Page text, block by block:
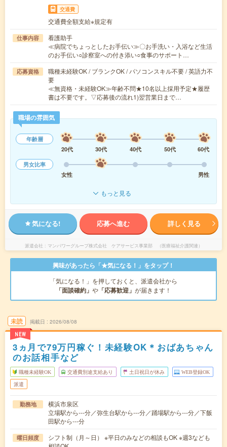
交通費
交通費全額支給※規定有
仕事内容
看護助手
≪病院でちょっとしたお手伝い≫〇お手洗い・入浴など生活
のお手伝い○診察室への付き添い○食事のサポート…
応募資格
職種未経験OK / ブランクOK / パソコンスキル不要 / 英語力不
要
≪無資格・未経験OK≫年齢不問★10名以上採用予定★履歴
書は不要です。▽応募後の流れ1)翌営業日まで…
職場の雰囲気
年齢層
20代
30代 40代 50代
60代
男女比率
女性
男性
もっと見る
気になる! 応募へ進む 詳しく見る
派遣会社 マンパワーグループ株式会社 ケアサービス事業部 （医療福祉介護関連）
興味があったら「★気になる！」をタップ！
「気になる！」を押しておくと、派遣会社から
「面談確約」 や 「応募歓迎」 が届きます！
未読
NEW
掲載日 2026/08/08
3ヵ月で79万円稼ぐ！未経験OK＊おばあちゃん
のお話相手など
職種未経験OK 交通費別途支給あり 土日祝日が休み WEB登録OK
派遣
勤務地
横浜市泉区
立場駅から---分／弥生台駅から---分／踊場駅から---分／下飯
田駅から---分
曜日頻度
シフト制（月～日） ※平日のみなどの相談もOK ※週3なども